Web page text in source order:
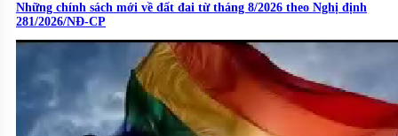
Những chính sách mới về đất đai từ tháng 8/2026 theo Nghị định
281/2026/NĐ-CP